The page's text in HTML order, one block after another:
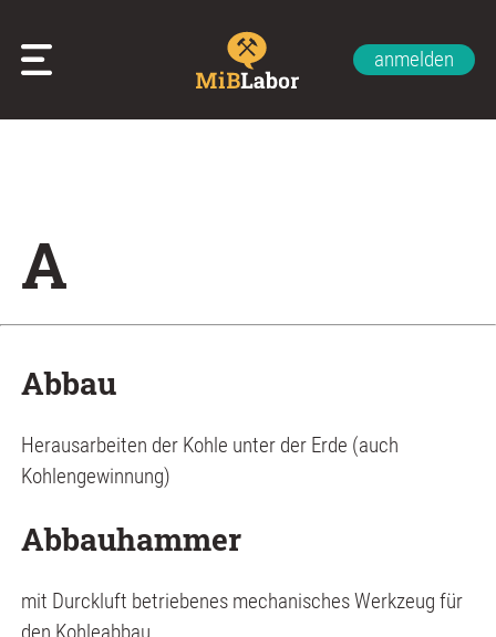
anmelden
A
Abbau
Herausarbeiten der Kohle unter der Erde (auch
Kohlengewinnung)
Abbauhammer
mit Durckluft betriebenes mechanisches Werkzeug für